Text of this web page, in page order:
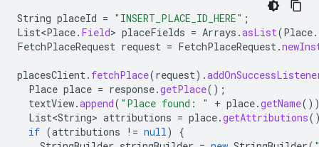
String placeId = "INSERT_PLACE_ID_HERE" ;
List<Place. Field> placeFields = Arrays .asList(Place.
FetchPlaceRequest request = FetchPlaceRequest.
placesClient. fetchPlace(request).
Place place = response.getPlace();
textView.append( "Place found: " + place.getName
List<String> attributions = place.getAttributions
if (attributions != null)
{